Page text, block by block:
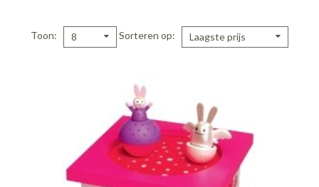
Toon 8 Sorteren op Laagste prijs